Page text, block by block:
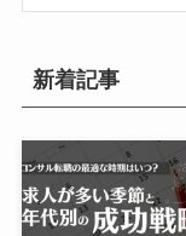
新着記事